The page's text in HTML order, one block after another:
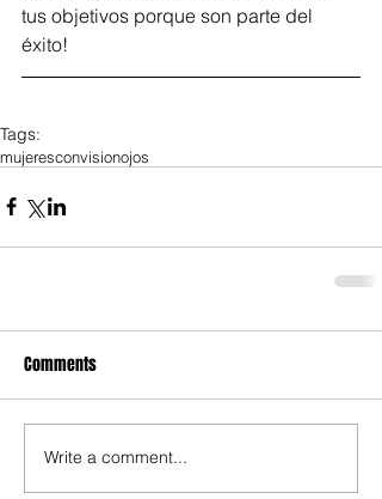
tus objetivos porque son parte del
éxito!
Tags:
mujeresconvisionojos
Comments
Write a comment...